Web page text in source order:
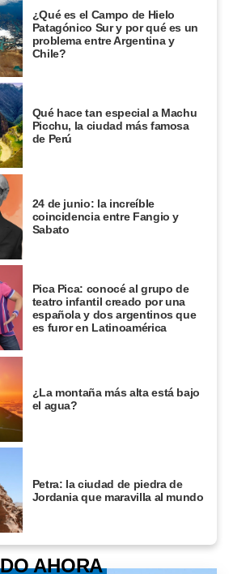
¿Qué es el Campo de Hielo
Patagónico Sur y por qué es un
problema entre Argentina y
Chile?
Qué hace tan especial a Machu
Picchu, la ciudad más famosa
de Perú
24 de junio: la increíble
coincidencia entre Fangio y
Sabato
Pica Pica: conocé al grupo de
teatro infantil creado por una
española y dos argentinos que
es furor en Latinoamérica
¿La montaña más alta está bajo
el agua?
Petra: la ciudad de piedra de
Jordania que maravilla al mundo
AHORA